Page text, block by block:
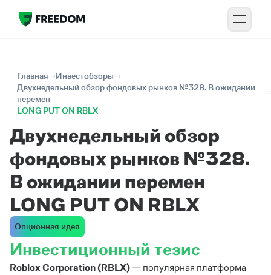
Главная
Инвестобзоры
Двухнедельный обзор фондовых рынков №328. В ожидании
перемен
LONG PUT ON RBLX
Двухнедельный обзор
фондовых рынков №328.
В ожидании перемен
LONG PUT ON RBLX
Опционная идея
Инвестиционный тезис
Roblox Corporation (RBLX)— популярная платформа